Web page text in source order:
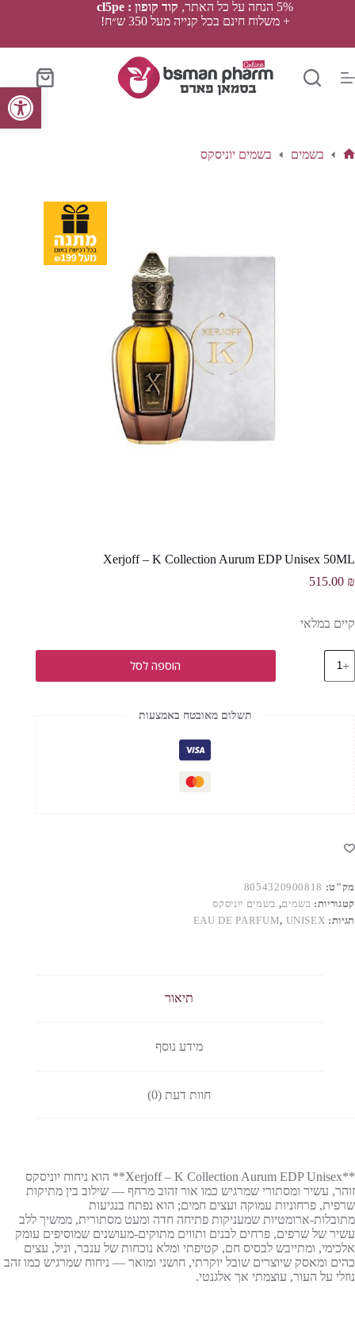
פתח סרגל נגישות
5% הנחה על כל האתר,
קוד קופון : cl5pe
+ משלוח חינם בכל קנייה מעל 350 ש״ח!
סל
הקניות
בשמים בשמים יוניסקס
Xerjoff – K Collection Aurum EDP Unisex 50ML
515.00 ₪
קיים במלאי
כמות
של
Xerjoff
הוספה לסל
תשלום מאובטח באמצעות
מק"ט: 8054320900818
קטגוריות: בשמים, בשמים יוניסקס
תגיות:
EAU DE PARFUM, UNISEX
תיאור
מידע נוסף
חוות דעת (0)
**Xerjoff – K Collection Aurum EDP Unisex** הוא ניחוח יוניסקס
זוהר, עשיר ומסתורי שמרגיש כמו אור זהוב מרחף — שילוב בין מתיקות
שרפית, פרחוניות עמוקה ועצים חמים; הוא נפתח בנגיעות
מתובלות‑ארומטיות שמעניקות פתיחה חדה ומעט מסתורית, ממשיך ללב
עשיר של שרפים, פרחים לבנים ותווים מתוקים‑מעושנים שמוסיפים עומק
אלכימי, ומתייבש לבסיס חם, קטיפתי ומלא נוכחות של ענבר, וניל, עצים
כהים ומאסק שיוצרים שובל יוקרתי, חושני ומואר — ניחוח שמרגיש כמו זהב
נוזלי על העור, עוצמתי אך אלגנטי.